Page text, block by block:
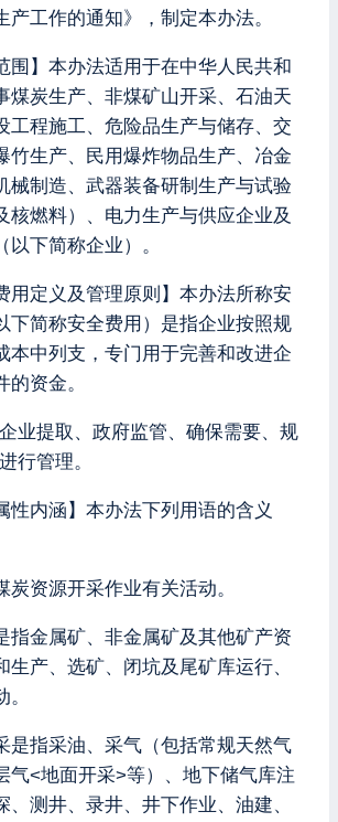
产工作的通知》，制定本办法。
围】本办法适用于在中华人民共和
煤炭生产、非煤矿山开采、石油天
工程施工、危险品生产与储存、交
竹生产、民用爆炸物品生产、冶金
械制造、武器装备研制生产与试验
核燃料）、电力生产与供应企业及
下简称企业）。
用定义及管理原则】本办法所称安
下简称安全费用）是指企业按照规
本中列支，专门用于完善和改进企
资金。
业提取、政府监管、确保需要、规
行管理。
性内涵】本办法下列用语的含义
炭资源开采作业有关活动。
指金属矿、非金属矿及其他矿产资
生产、选矿、闭坑及尾矿库运行、
是指采油、采气（包括常规天然气
气<地面开采>等）、地下储气库注
、测井、录井、井下作业、油建、